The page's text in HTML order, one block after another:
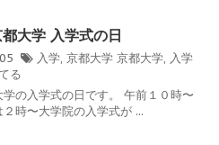
大学 入学式の日
入学, 京都大学 京都大学, 入学
る
の入学式の日です。 午前１０時〜
時〜大学院の入学式が ...